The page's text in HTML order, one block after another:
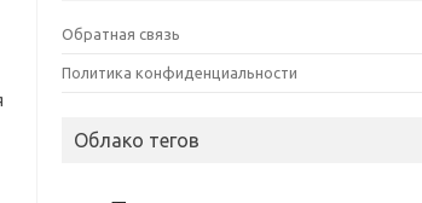
Обратная связь
Политика конфиденциальности
Облако тегов